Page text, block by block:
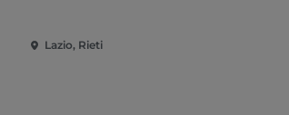
Lazio, Rieti